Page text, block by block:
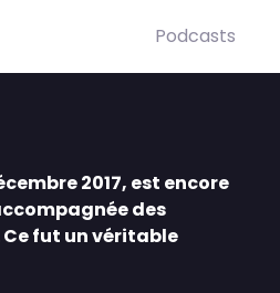
Podcasts
2017, est encore
des
fut un véritable